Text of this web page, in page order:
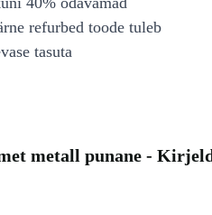
refurbed toode tuleb
tasuta
metall punane -